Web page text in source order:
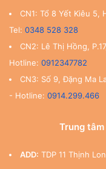
CN1: Tổ 8 Yết Kiêu 5,
Tel: 0348 528 328
CN2: Lê Thị Hồng,
Hotline: 0912347782
CN3: Số 9, Đặng Ma
- Hotline: 0914.299.466
Trung
ADD: TDP 11 Thịnh